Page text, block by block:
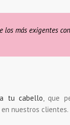
los más exigentes
tu cabello, que
nuestros clientes.